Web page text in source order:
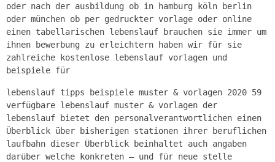
oder nach der ausbildung ob in hamburg köln berlin
oder münchen ob per gedruckter vorlage oder online
einen tabellarischen lebenslauf brauchen sie immer um
ihnen bewerbung zu erleichtern haben wir für sie
zahlreiche kostenlose lebenslauf vorlagen und
beispiele für
lebenslauf tipps beispiele muster & vorlagen 2020 59
verfügbare lebenslauf muster & vorlagen der
lebenslauf bietet den personalverantwortlichen einen
Überblick über bisherigen stationen ihrer beruflichen
laufbahn dieser Überblick beinhaltet auch angaben
darüber welche konkreten – und für neue stelle